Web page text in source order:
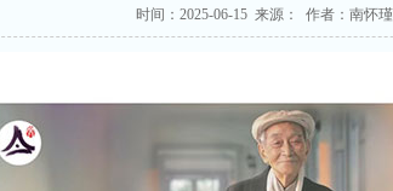
时间：2025-06-15 来源： 作者：南怀瑾